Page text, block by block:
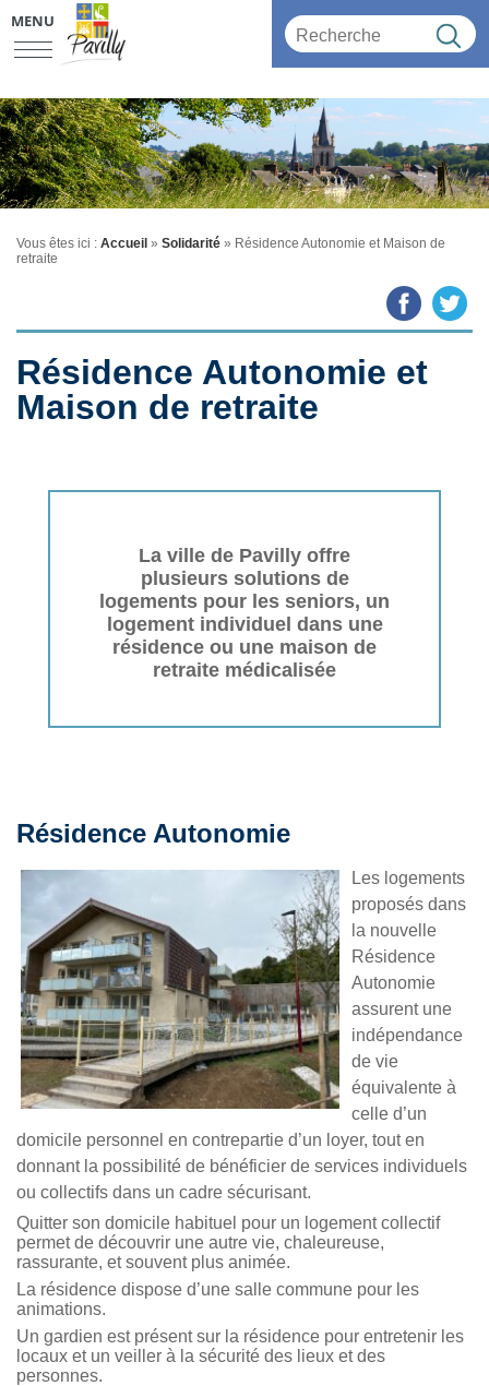
MENU
Vous êtes ici : Accueil » Solidarité » Résidence Autonomie et Maison de
retraite
Résidence Autonomie et
Maison de retraite
La ville de Pavilly offre
plusieurs solutions de
logements pour les seniors, un
logement individuel dans une
résidence ou une maison de
retraite médicalisée
Résidence Autonomie
Les logements
proposés dans
la nouvelle
Résidence
Autonomie
assurent une
indépendance
de vie
équivalente à
celle d’un
domicile personnel en contrepartie d’un loyer, tout en
donnant la possibilité de bénéficier de services individuels
ou collectifs dans un cadre sécurisant.
Quitter son domicile habituel pour un logement collectif
permet de découvrir une autre vie, chaleureuse,
rassurante, et souvent plus animée.
La résidence dispose d’une salle commune pour les
animations.
Un gardien est présent sur la résidence pour entretenir les
locaux et un veiller à la sécurité des lieux et des
personnes.